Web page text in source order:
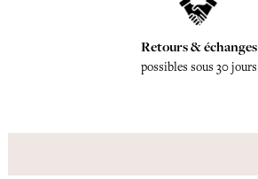
Retours & échanges
possibles sous 30 jours